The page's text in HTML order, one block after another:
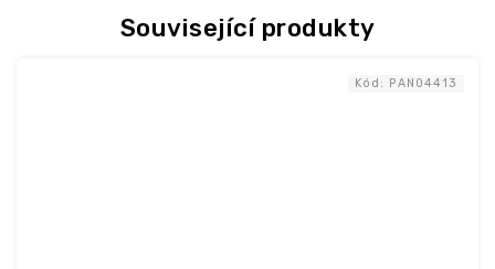
Související produkty
Kód: PAN04413